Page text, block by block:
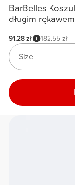
BarBelles
długim rękawem
91,28 zł 182,55 zł
Size